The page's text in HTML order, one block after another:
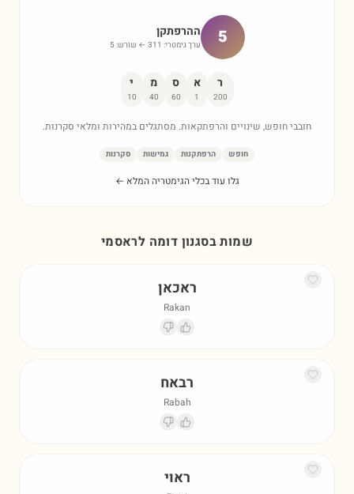
5 ההרפתקן
ערך גימטרי: 311 ← שורש: 5
ר
200
א
1
ס
60
מ
40
י
10
חובבי חופש, שינויים והרפתקאות. מסתגלים במהירות ומלאי סקרנות.
חופש הרפתקנות גמישות סקרנות
גלו עוד בכלי הגימטריה המלא ←
שמות בסגנון דומה לראסמי
ראכאן
Rakan
רבאח
Rabah
ראוי